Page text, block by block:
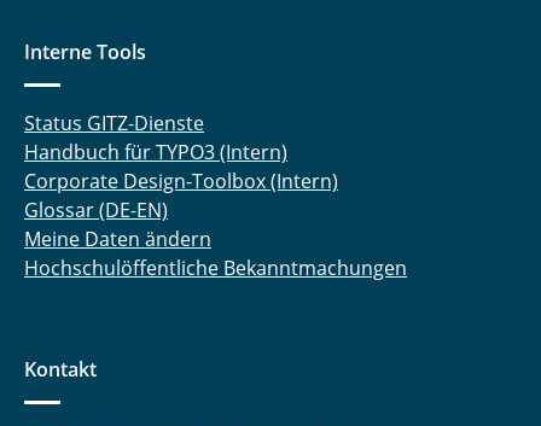
Interne Tools
Status GITZ-Dienste
Handbuch für TYPO3 (Intern)
Corporate Design-Toolbox (Intern)
Glossar (DE-EN)
Meine Daten ändern
Hochschulöffentliche Bekanntmachungen
Kontakt